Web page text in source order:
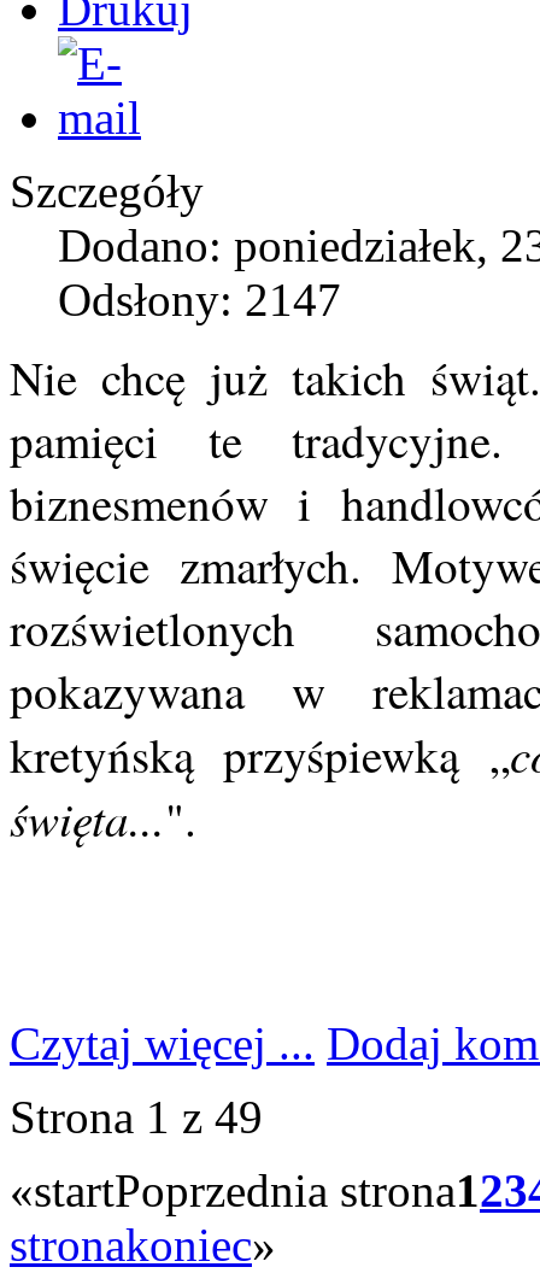
Szczegóły
Dodano: poniedziałek,
Odsłony: 2147
Nie chcę już takich
pamięci te
biznesmenów i
święcie zmarłych.
rozświetlonych
pokazywana w
kretyńską przyśpiewką „
święta...".
Czytaj więcej ... Dodaj
Strona 1 z 49
«startPoprzednia strona123
stronakoniec»